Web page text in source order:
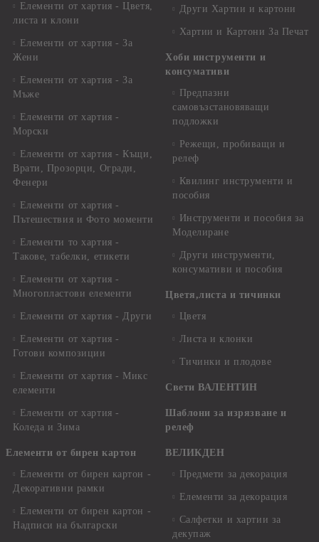
Елементи от хартия - Цветя,
листа и клони
Елементи от хартия - За
Жени
Елементи от хартия - За
Мъже
Елементи от хартия -
Морски
Елементи от хартия - Къщи,
Врати, Прозорци, Огради,
Фенери
Елементи от хартия -
Пътешествия и Фото моменти
Елементи то хартия -
Такове, табелки, етикети
Елементи от хартия -
Многопластови елементи
Елементи от хартия - Други
Елементи от хартия -
Готови композиции
Елементи от хартия - Микс
елементи
Елементи от хартия -
Коледа и Зима
Елементи от бирен картон
Елементи от бирен картон -
Декоративни рамки
Елементи от бирен картон -
Надписи на български
Други Хартии и картони
Хартии и Картони За Печат
Хоби инструменти и
консумативи
Предпазни
самовъзстановяващи
подложки
Режещи, пробиващи и
релеф
Квилинг инструменти и
пособия
Инструменти и пособия за
Моделиране
Други инструменти,
консумативи и пособия
Цветя,листа и тичинки
Цветя
Листа и клонки
Тичинки и плодове
Свети ВАЛЕНТИН
Шаблони за изрязване и
релеф
ВЕЛИКДЕН
Предмети за декорация
Елементи за декорация
Салфетки и хартии за
декупаж